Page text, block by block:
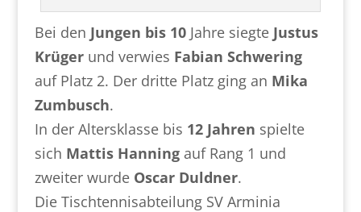
Bei den Jungen bis 10Jahre siegte Justus
Krügerund verwies Fabian Schwering
auf Platz 2. Der dritte Platz ging an Mika
Zumbusch.
In der Altersklasse bis 12 Jahren spielte
sich Mattis Hanningauf Rang 1 und
zweiter wurde Oscar Duldner.
Die Tischtennisabteilung SV Arminia